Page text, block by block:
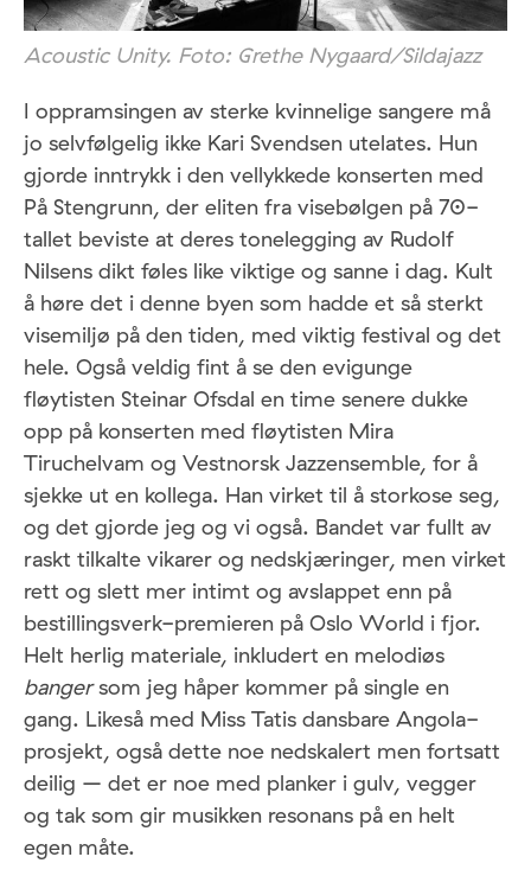
Acoustic Unity. Foto: Grethe Nygaard/Sildajazz
I oppramsingen av sterke kvinnelige sangere må
jo selvfølgelig ikke Kari Svendsen utelates. Hun
gjorde inntrykk i den vellykkede konserten med
På Stengrunn, der eliten fra visebølgen på 70-
tallet beviste at deres tonelegging av Rudolf
Nilsens dikt føles like viktige og sanne i dag. Kult
å høre det i denne byen som hadde et så sterkt
visemiljø på den tiden, med viktig festival og det
hele. Også veldig fint å se den evigunge
fløytisten Steinar Ofsdal en time senere dukke
opp på konserten med fløytisten Mira
Tiruchelvam og Vestnorsk Jazzensemble, for å
sjekke ut en kollega. Han virket til å storkose seg,
og det gjorde jeg og vi også. Bandet var fullt av
raskt tilkalte vikarer og nedskjæringer, men virket
rett og slett mer intimt og avslappet enn på
bestillingsverk-premieren på Oslo World i fjor.
Helt herlig materiale, inkludert en melodiøs
bangersom jeg håper kommer på single en
gang. Likeså med Miss Tatis dansbare Angola-
prosjekt, også dette noe nedskalert men fortsatt
deilig – det er noe med planker i gulv, vegger
og tak som gir musikken resonans på en helt
egen måte.